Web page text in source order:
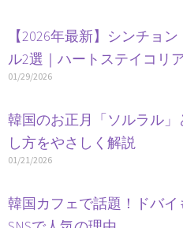
【2026年最新】シンチョ
ル2選｜ハートステイコリ
01/29/2026
韓国のお正月「ソルラル
し方をやさしく解説
01/21/2026
韓国カフェで話題！ドバイ